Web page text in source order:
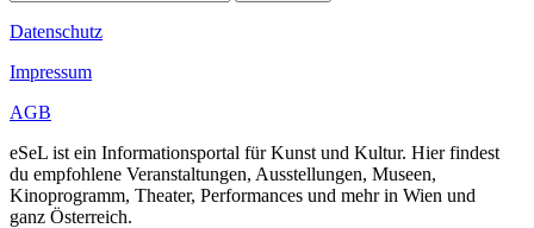
Datenschutz
Impressum
AGB
eSeL ist ein Informationsportal für Kunst und Kultur. Hier findest
du empfohlene Veranstaltungen, Ausstellungen, Museen,
Kinoprogramm, Theater, Performances und mehr in Wien und
ganz Österreich.